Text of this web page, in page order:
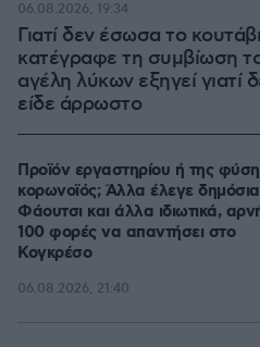
Γιατί δεν έσωσα το
κατέγραφε τη συμβίωση
αγέλη λύκων εξηγεί γιατί
είδε άρρωστο
06.08.2026, 19:34
Προϊόν εργαστηρίου ή της
κορωνοϊός; Άλλα έλεγε
Φάουτσι και άλλα ιδιωτικά,
100 φορές να απαντήσει στο
Κογκρέσο
06.08.2026, 21:40